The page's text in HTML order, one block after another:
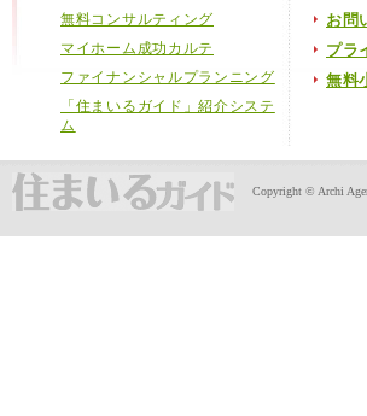
無料コンサルティング
マイホーム成功カルテ
ファイナンシャルプランニング
「住まいるガイド」紹介システ
ム
お問
プラ
無料
Copyright © Archi